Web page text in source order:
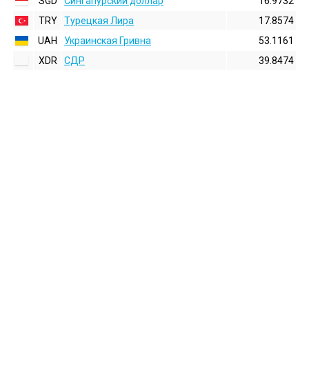
TRY
Турецкая Лира
17.8574
UAH
Украинская Гривна
53.1161
XDR
СДР 39.8474